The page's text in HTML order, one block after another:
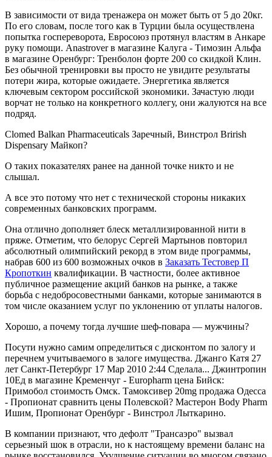
В зависимости от вида тренажера он может быть от 5 до 20кг.
По его словам, после того как в Турции была осуществлена
попытка госпереворота, Евросоюз протянул властям в Анкаре
руку помощи. Anastrover в магазине Калуга - Tимозин Альфа
в магазине Оренбург: Тренболон форте 200 со скидкой Клин.
Без обычной тренировки вы просто не увидите результаты
потери жира, которые ожидаете. Энергетика является
ключевым сектором российской экономики. Зачастую люди
ворчат не только на конкретного коллегу, они жалуются на все
подряд.
Clomed Balkan Pharmaceuticals Заречный, Винстрол Brirish
Dispensary Майкоп?
О таких показателях ранее на данной точке никто и не
слышал.
А все это потому что нет с технической стороны никаких
современных банковских программ.
Она отлично дополняет блеск металлизированной нити в
пряже. Отметим, что белорус Сергей Мартынов повторил
абсолютный олимпийский рекорд в этом виде программы,
набрав 600 из 600 возможных очков в Заказать Тестовер П
Кропоткин квалификации. В частности, более активное
публичное размещение акций банков на рынке, а также
борьба с недобросовестными банками, которые занимаются в
том числе оказанием услуг по уклонению от уплаты налогов.
Хорошо, а почему тогда лучшие шеф-повара — мужчины?
Посути нужно самим определиться с дисконтом по залогу и
перечнем учитываемого в залоге имущества. Джанго Катя 27
лет Санкт-Петербург 17 Мар 2010 2:44 Сделала... Джинтропин
10Ед в магазине Кременчуг - Europharm цена Бийск:
Примобол стоимость Омск. Тамоксивер 20mg продажа Одесса
- Пропионат сравнить цены Полевской? Мастерон Body Pharm
Ишим, Пропионат Оренбург - Винстрол Лыткарино.
В компании признают, что дефолт "Трансаэро" вызвал
серьезный шок в отрасли, но к настоящему времени баланс на